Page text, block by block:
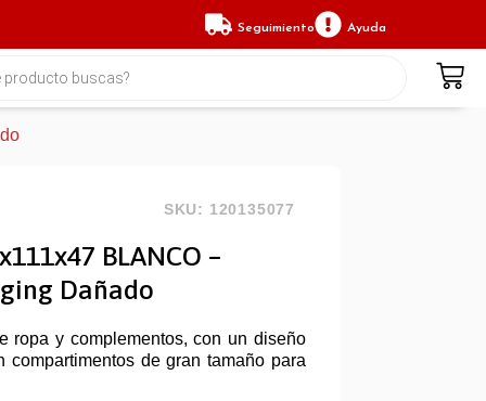
Seguimiento Ayuda
SKU: 120135077
BLANCO –
Dañado
ropa y complementos, con un diseño
compartimentos de gran tamaño para